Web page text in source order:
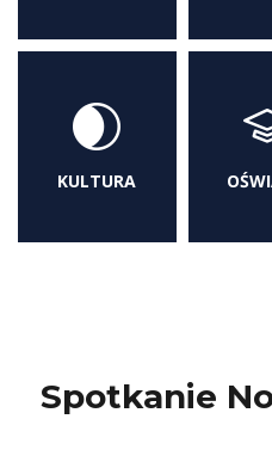
KULTURA
Spotkanie